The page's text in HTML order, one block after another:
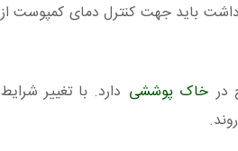
باید جهت کنترل دمای کمپوست از
در خاک‌ پوششی دارد. با تغییر شرایط